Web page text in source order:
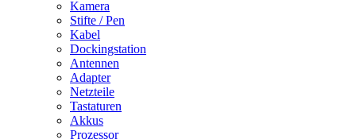
Kamera
Stifte / Pen
Kabel
Dockingstation
Antennen
Adapter
Netzteile
Tastaturen
Akkus
Prozessor